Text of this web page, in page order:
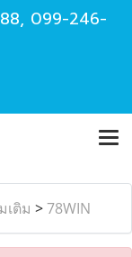
, 099-246-
เติม >78WIN